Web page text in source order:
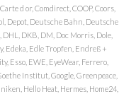
d or, Comdirect, COOP, Coors,
Depot, Deutsche Bahn, Deutsche
DKB, DM, Doc Morris, Dole,
Edeka, Edle Tropfen, Endreß +
Esso, EWE, EyeWear, Ferrero,
Institut, Google, Greenpeace,
Hello Heat, Hermes, Home24,